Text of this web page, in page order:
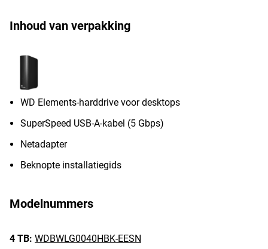
Inhoud van verpakking
WD Elements-harddrive voor desktops
SuperSpeed USB-A-kabel (5 Gbps)
Netadapter
Beknopte installatiegids
Modelnummers
4 TB: WDBWLG0040HBK-EESN